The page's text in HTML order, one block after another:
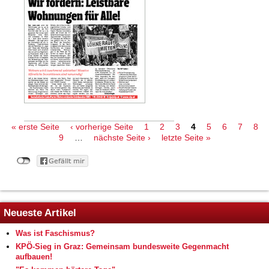
« erste Seite ‹ vorherige Seite 1 2 3 4 5 6 7
8
9
nächste Seite › letzte Seite »
Neueste Artikel
Was ist Faschismus?
KPÖ-Sieg in Graz: Gemeinsam bundesweite Gegenmacht
aufbauen!